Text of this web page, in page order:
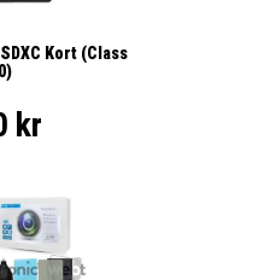
Kort (Class
kr